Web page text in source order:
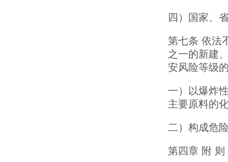
四）国家、
第七条 依法
之一的新建
安风险等级
一）以爆炸
主要原料的
二）构成危
第四章 附 则